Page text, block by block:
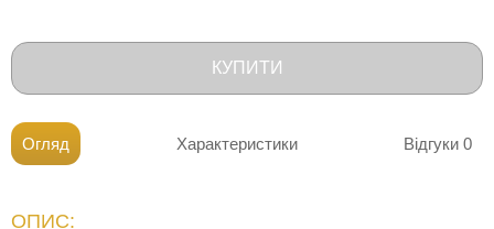
КУПИТИ
Огляд Характеристики Відгуки 0
ОПИС: